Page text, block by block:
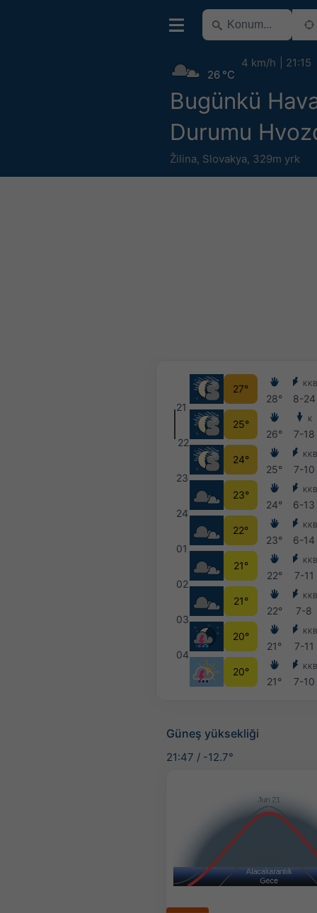
Bugünkü
Durumu
Žilina, Slovakya, 329m yrk
26 °C
4 km/h 21:15
21
22
23
24
01
02
03
04
27°
25°
24°
23°
22°
21°
21°
20°
20°
28°
26°
25°
24°
23°
22°
22°
21°
21°
8-24
K
7-18
7-10
6-13
6-14
7-11
7-8
7-11
7-10
Güneş yüksekliği
21:47 / -12.7°